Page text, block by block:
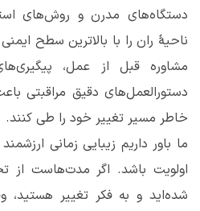
دستگاه‌های مدرن و روش‌های
ناحیۀ ران را با بالاترین سطح
مشاوره قبل از عمل،
دستورالعمل‌های دقیق مراقبتی
خاطر مسیر تغییر خود را طی کنند.
ما باور داریم زیبایی زمانی
اولویت باشد. اگر مدت‌هاست از
شده‌اید و به فکر تغییر